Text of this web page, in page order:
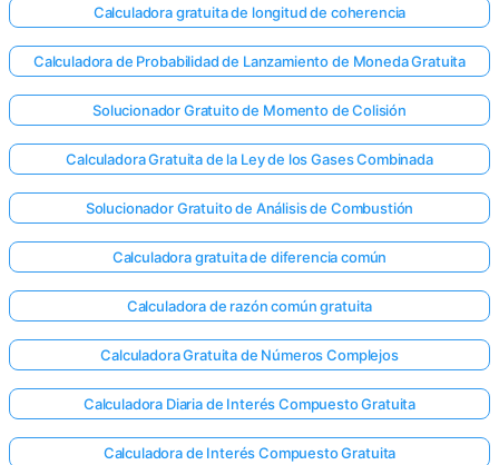
Calculadora gratuita de longitud de coherencia
Calculadora de Probabilidad de Lanzamiento de Moneda Gratuita
Solucionador Gratuito de Momento de Colisión
Calculadora Gratuita de la Ley de los Gases Combinada
Solucionador Gratuito de Análisis de Combustión
Calculadora gratuita de diferencia común
Calculadora de razón común gratuita
Calculadora Gratuita de Números Complejos
Calculadora Diaria de Interés Compuesto Gratuita
Calculadora de Interés Compuesto Gratuita